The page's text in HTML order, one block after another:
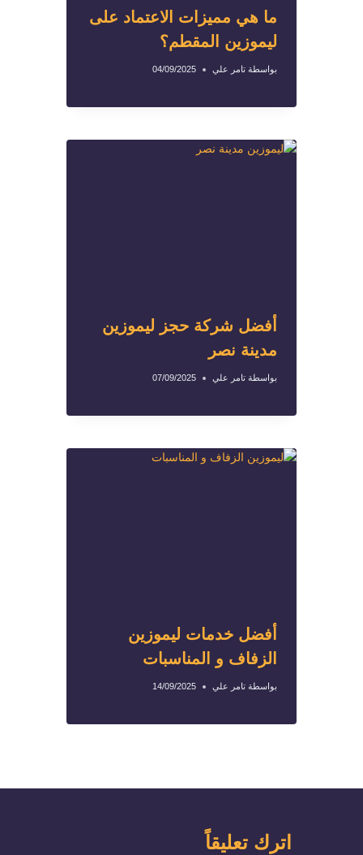
ما هي مميزات الاعتماد على
ليموزين المقطم؟
بواسطة تامر علي 04/09/2025
أفضل شركة حجز ليموزين
مدينة نصر
بواسطة تامر علي 07/09/2025
أفضل خدمات ليموزين
الزفاف و المناسبات
بواسطة تامر علي 14/09/2025
اترك تعليقاً